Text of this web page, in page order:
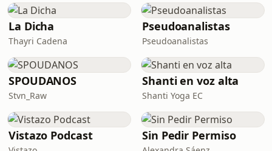
La Dicha
Thayri Cadena
Pseudoanalistas
Pseudoanalistas
SPOUDANOS
Stvn_Raw
Shanti en voz alta
Shanti Yoga EC
Vistazo Podcast Sin Pedir Permiso